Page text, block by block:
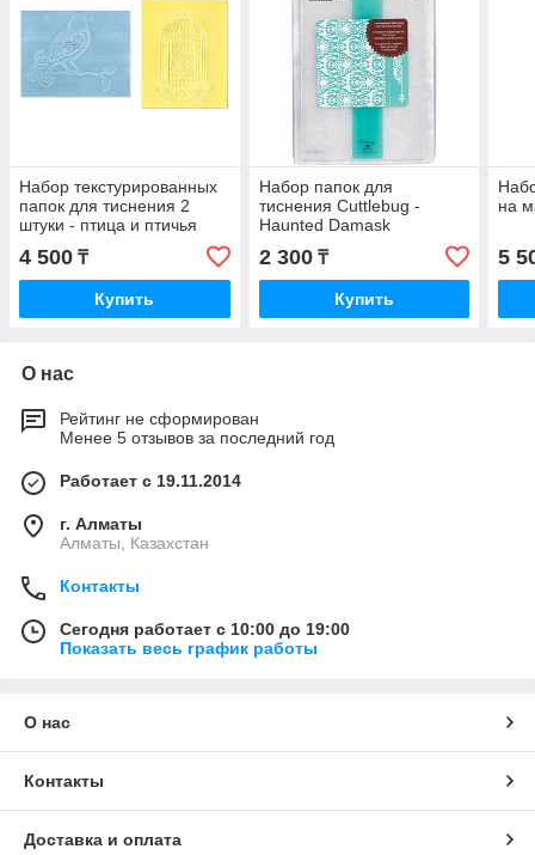
Набор текстурированных
папок для тиснения 2
штуки - птица и птичья
клетка от Джен Филипс.
4 500 ₸
Купить
Набор папок для
тиснения Cuttlebug -
Haunted Damask
2 300₸
Купить
на
5
О нас
Рейтинг не сформирован
Менее 5 отзывов за последний год
Работает с 19.11.2014
г. Алматы
Алматы, Казахстан
Контакты
Сегодня работает с 10:00 до 19:00
Показать весь график работы
О нас
Контакты
Доставка и оплата